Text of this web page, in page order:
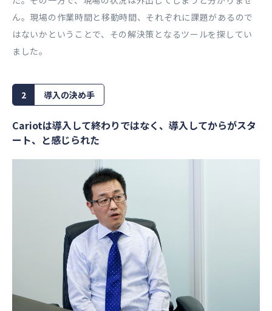
ん。現場の作業時間と移動時間、それぞれに課題があるので
はないかということで、その解決策となるツールを探してい
ました。
2 導入の決め手
Cariotは導⼊して終わりではなく、導⼊してからがスタ
ート、と感じられた